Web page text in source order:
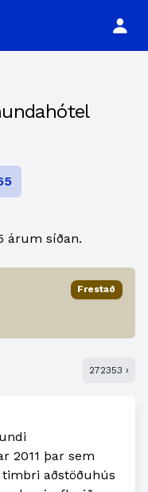
árum síðan.
Frestað
272353 ›
2011 þar sem
aðstöðuhús